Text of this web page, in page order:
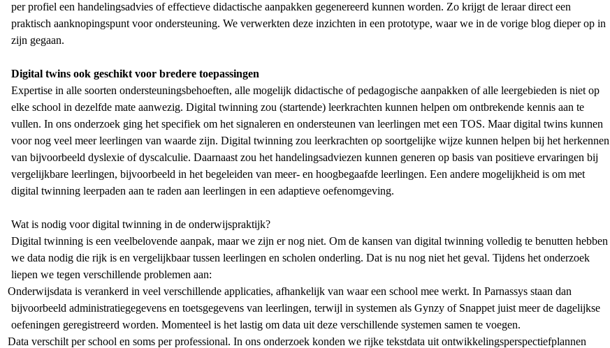
per profiel een handelingsadvies of effectieve didactische aanpakken gegenereerd kunnen worden. Zo krijgt de leraar direct een
praktisch aanknopingspunt voor ondersteuning. We verwerkten deze inzichten in een prototype, waar we in de vorige blog dieper op in
zijn gegaan.
Digital twins ook geschikt voor bredere toepassingen
Expertise in alle soorten ondersteuningsbehoeften, alle mogelijk didactische of pedagogische aanpakken of alle leergebieden is niet op
elke school in dezelfde mate aanwezig. Digital twinning zou (startende) leerkrachten kunnen helpen om ontbrekende kennis aan te
vullen. In ons onderzoek ging het specifiek om het signaleren en ondersteunen van leerlingen met een TOS. Maar digital twins kunnen
voor nog veel meer leerlingen van waarde zijn. Digital twinning zou leerkrachten op soortgelijke wijze kunnen helpen bij het herkennen
van bijvoorbeeld dyslexie of dyscalculie. Daarnaast zou het handelingsadviezen kunnen generen op basis van positieve ervaringen bij
vergelijkbare leerlingen, bijvoorbeeld in het begeleiden van meer- en hoogbegaafde leerlingen. Een andere mogelijkheid is om met
digital twinning leerpaden aan te raden aan leerlingen in een adaptieve oefenomgeving.
Wat is nodig voor digital twinning in de onderwijspraktijk?
Digital twinning is een veelbelovende aanpak, maar we zijn er nog niet. Om de kansen van digital twinning volledig te benutten hebben
we data nodig die rijk is en vergelijkbaar tussen leerlingen en scholen onderling. Dat is nu nog niet het geval. Tijdens het onderzoek
liepen we tegen verschillende problemen aan:
Onderwijsdata is verankerd in veel verschillende applicaties, afhankelijk van waar een school mee werkt. In Parnassys staan dan
bijvoorbeeld administratiegegevens en toetsgegevens van leerlingen, terwijl in systemen als Gynzy of Snappet juist meer de dagelijkse
oefeningen geregistreerd worden. Momenteel is het lastig om data uit deze verschillende systemen samen te voegen.
Data verschilt per school en soms per professional. In ons onderzoek konden we rijke tekstdata uit ontwikkelingsperspectiefplannen